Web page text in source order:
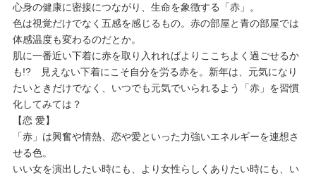
心身の健康に密接につながり、生命を象徴する「赤」。
色は視覚だけでなく五感を感じるもの。赤の部屋と青の部屋では
体感温度も変わるのだとか。
肌に一番近い下着に赤を取り入れればよりここちよく過ごせるか
も!? 見えない下着にこそ自分を労る赤を。新年は、元気になり
たいときだけでなく、いつでも元気でいられるよう「赤」を習慣
化してみては？
【恋 愛】
「赤」は興奮や情熱、恋や愛といった力強いエネルギーを連想さ
せる色。
いい女を演出したい時にも、より女性らしくありたい時にも、い